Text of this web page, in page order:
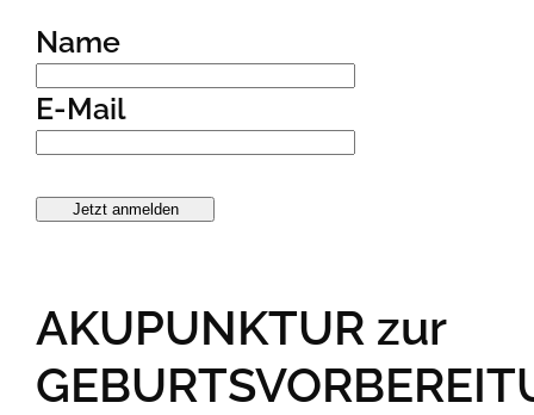
Name
E-Mail
AKUPUNKTUR zur